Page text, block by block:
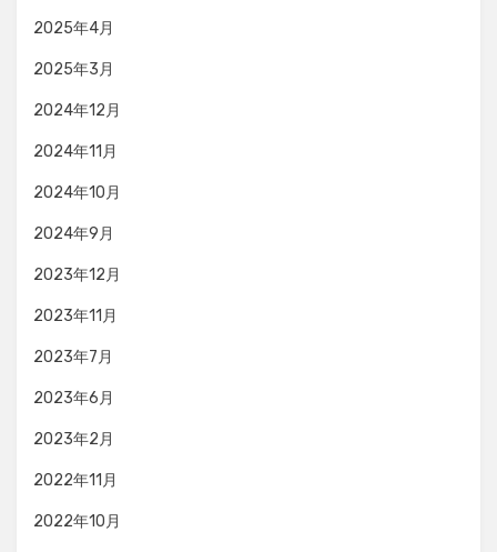
2025年4月
2025年3月
2024年12月
2024年11月
2024年10月
2024年9月
2023年12月
2023年11月
2023年7月
2023年6月
2023年2月
2022年11月
2022年10月